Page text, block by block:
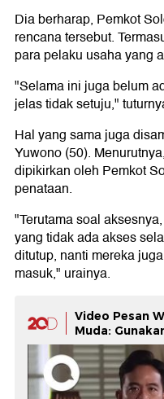
Dia berharap, Pemkot
rencana tersebut.
para pelaku usaha yang
"Selama ini juga belum
jelas tidak setuju,"
Hal yang sama juga
Yuwono (50).
dipikirkan oleh Pemkot
penataan.
"Terutama soal
yang tidak ada akses
ditutup, nanti mereka
masuk," urainya.
Video Pesan
Muda: